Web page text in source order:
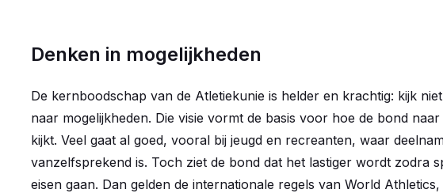
Denken in mogelijkheden
De kernboodschap van de Atletiekunie is helder en krachtig: kijk
naar mogelijkheden. Die visie vormt de basis voor hoe de bond
kijkt. Veel gaat al goed, vooral bij jeugd en recreanten, waar
vanzelfsprekend is. Toch ziet de bond dat het lastiger wordt zodra
eisen gaan. Dan gelden de internationale regels van World